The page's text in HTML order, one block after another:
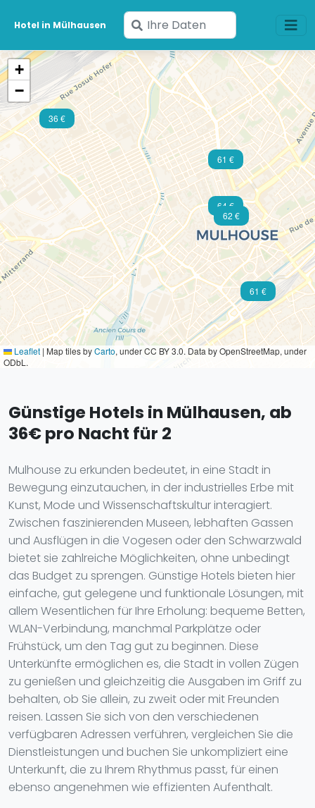
Hotel in Mülhausen
Geben
Sie
Ihre
Daten
ein
36 €
61 €
61 €
62 €
64 €
+
−
Leaflet | Map tiles byCarto, under CC BY 3.0. Data by OpenStreetMap, under
ODbL.
Günstige Hotels in Mülhausen, ab
36€ pro Nacht für 2
Mulhouse zu erkunden bedeutet, in eine Stadt in
Bewegung einzutauchen, in der industrielles Erbe mit
Kunst, Mode und Wissenschaftskultur interagiert.
Zwischen faszinierenden Museen, lebhaften Gassen
und Ausflügen in die Vogesen oder den Schwarzwald
bietet sie zahlreiche Möglichkeiten, ohne unbedingt
das Budget zu sprengen. Günstige Hotels bieten hier
einfache, gut gelegene und funktionale Lösungen, mit
allem Wesentlichen für Ihre Erholung: bequeme Betten,
WLAN-Verbindung, manchmal Parkplätze oder
Frühstück, um den Tag gut zu beginnen. Diese
Unterkünfte ermöglichen es, die Stadt in vollen Zügen
zu genießen und gleichzeitig die Ausgaben im Griff zu
behalten, ob Sie allein, zu zweit oder mit Freunden
reisen. Lassen Sie sich von den verschiedenen
verfügbaren Adressen verführen, vergleichen Sie die
Dienstleistungen und buchen Sie unkompliziert eine
Unterkunft, die zu Ihrem Rhythmus passt, für einen
ebenso angenehmen wie effizienten Aufenthalt.